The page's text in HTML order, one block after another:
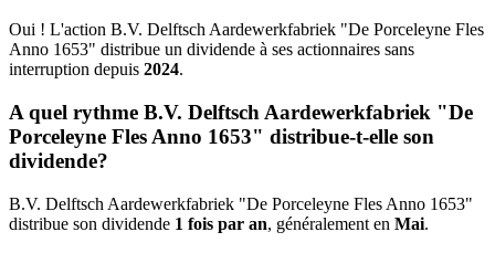
Oui ! L'action B.V. Delftsch Aardewerkfabriek "De Porceleyne Fles
Anno 1653" distribue un dividende à ses actionnaires sans
interruption depuis 2024.
A quel rythme B.V. Delftsch Aardewerkfabriek "De
Porceleyne Fles Anno 1653" distribue-t-elle son
dividende?
B.V. Delftsch Aardewerkfabriek "De Porceleyne Fles Anno 1653"
distribue son dividende 1 fois par an, généralement en Mai.